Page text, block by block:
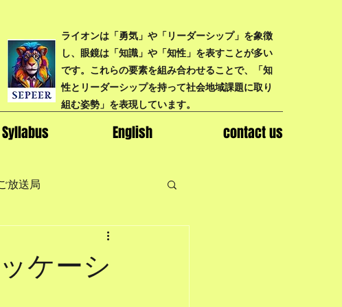
ライオンは「勇気」や「リーダーシップ」を象徴
し、眼鏡は「知識」や「知性」を表すことが多い
です。これらの要素を組み合わせることで、「知
性とリーダーシップを持って社会地域課題に取り
組む姿勢」を表現しています。
Syllabus English contact us
放送局
ケーシ